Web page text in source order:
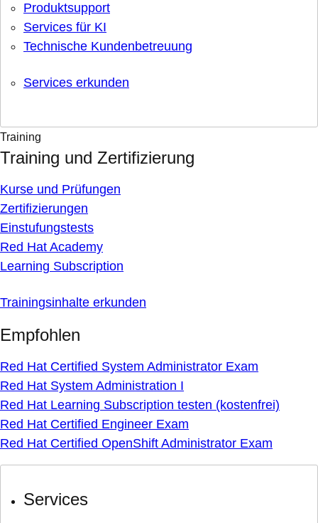
Produktsupport
Services für KI
Technische Kundenbetreuung
Services erkunden
Training
Training und Zertifizierung
Kurse und Prüfungen
Zertifizierungen
Einstufungstests
Red Hat Academy
Learning Subscription
Trainingsinhalte erkunden
Empfohlen
Red Hat Certified System Administrator Exam
Red Hat System Administration I
Red Hat Learning Subscription testen (kostenfrei)
Red Hat Certified Engineer Exam
Red Hat Certified OpenShift Administrator Exam
Services